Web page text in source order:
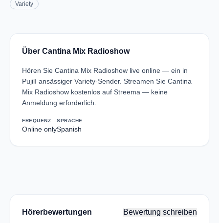
Variety
Über Cantina Mix Radioshow
Hören Sie Cantina Mix Radioshow live online — ein in
Pujilí ansässiger Variety-Sender. Streamen Sie Cantina
Mix Radioshow kostenlos auf Streema — keine
Anmeldung erforderlich.
FREQUENZ
Online only
SPRACHE
Spanish
Hörerbewertungen Bewertung schreiben